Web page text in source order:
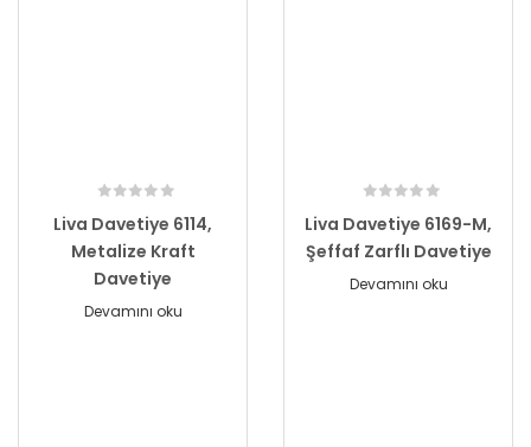
Liva Davetiye 6114,
Metalize Kraft
Davetiye
Devamını oku
Liva Davetiye 6169-M,
Şeffaf Zarflı Davetiye
Devamını oku